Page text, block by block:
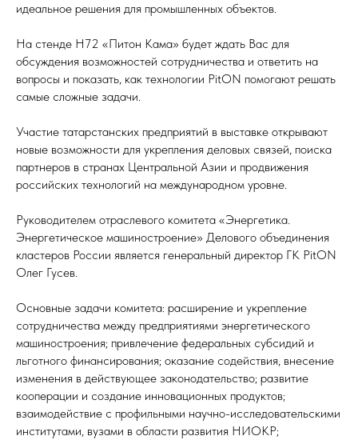
идеальное решения для промышленных объектов.
На стенде Н72 «Питон Кама» будет ждать Вас для
обсуждения возможностей сотрудничества и ответить на
вопросы и показать, как технологии PitON помогают решать
самые сложные задачи.
Участие татарстанских предприятий в выставке открывают
новые возможности для укрепления деловых связей, поиска
партнеров в странах Центральной Азии и продвижения
российских технологий на международном уровне.
Руководителем отраслевого комитета «Энергетика.
Энергетическое машиностроение» Делового объединения
кластеров России является генеральный директор ГК PitON
Олег Гусев.
Основные задачи комитета: расширение и укрепление
сотрудничества между предприятиями энергетического
машиностроения; привлечение федеральных субсидий и
льготного финансирования; оказание содействия, внесение
изменения в действующее законодательство; развитие
кооперации и создание инновационных продуктов;
взаимодействие с профильными научно-исследовательскими
институтами, вузами в области развития НИОКР;